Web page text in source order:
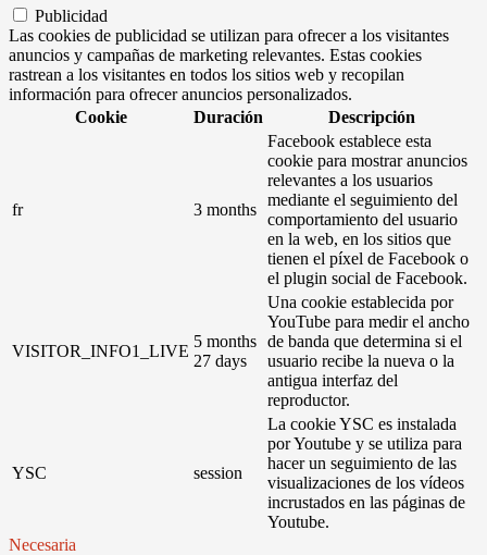
Publicidad
Las cookies de publicidad se utilizan para ofrecer a los visitantes
anuncios y campañas de marketing relevantes. Estas cookies
rastrean a los visitantes en todos los sitios web y recopilan
información para ofrecer anuncios personalizados.
Cookie
Duración Descripción
fr 3 months
Facebook establece esta
cookie para mostrar anuncios
relevantes a los usuarios
mediante el seguimiento del
comportamiento del usuario
en la web, en los sitios que
tienen el píxel de Facebook o
el plugin social de Facebook.
VISITOR_INFO1_LIVE
5 months
27 days
Una cookie establecida por
YouTube para medir el ancho
de banda que determina si el
usuario recibe la nueva o la
antigua interfaz del
reproductor.
YSC session
La cookie YSC es instalada
por Youtube y se utiliza para
hacer un seguimiento de las
visualizaciones de los vídeos
incrustados en las páginas de
Youtube.
Necesaria